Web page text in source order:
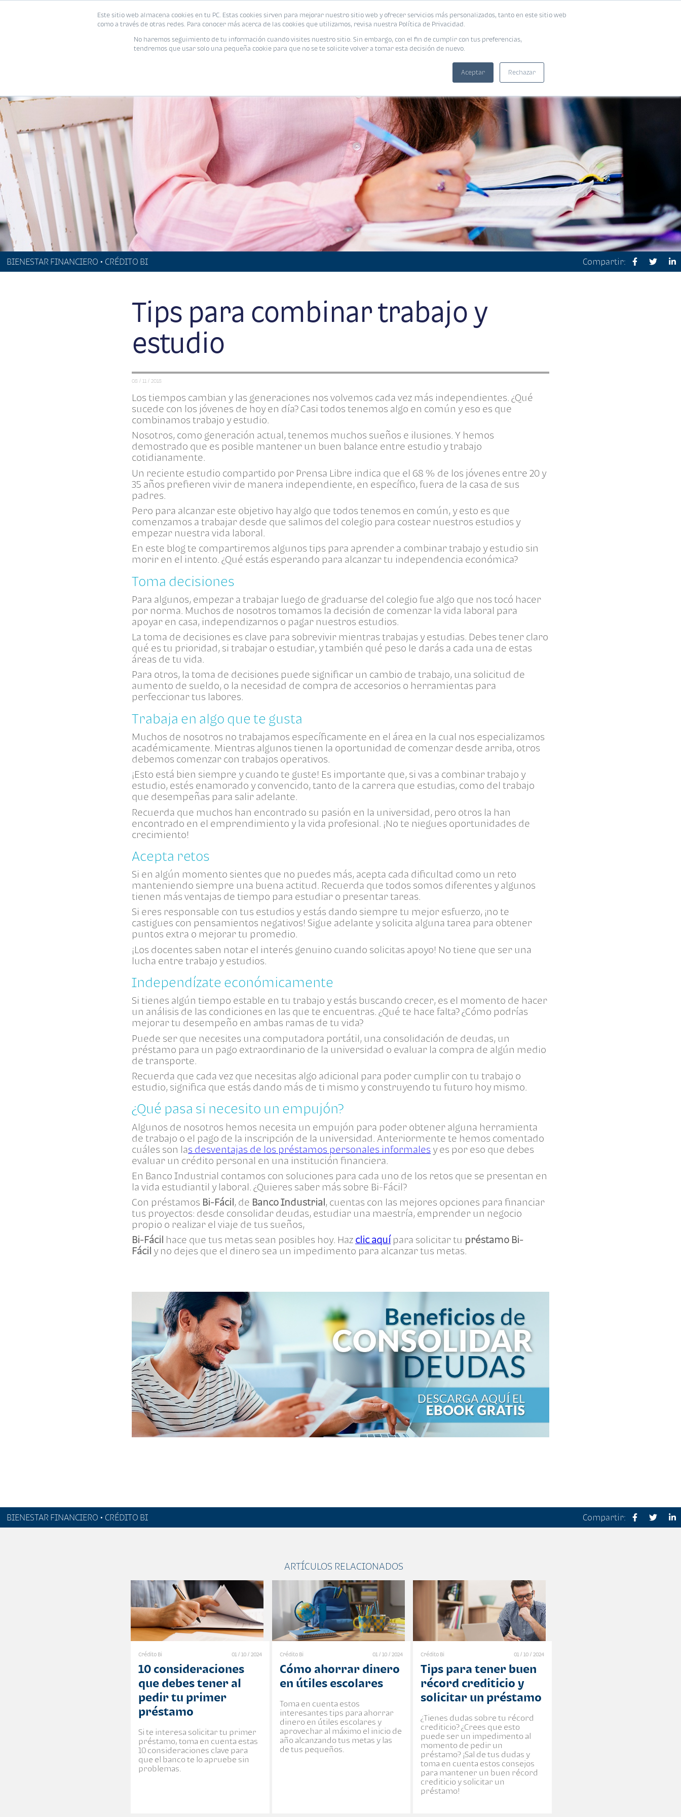
Este sitio web almacena cookies en tu PC. Estas cookies sirven para mejorar nuestro sitio web y ofrecer servicios más personalizados, tanto en este sitio web
como a través de otras redes. Para conocer más acerca de las cookies que utilizamos, revisa nuestra Política de Privacidad.
No haremos seguimiento de tu información cuando visites nuestro sitio. Sin embargo, con el fin de cumplir con tus preferencias,
tendremos que usar solo una pequeña cookie para que no se te solicite volver a tomar esta decisión de nuevo.
Aceptar Rechazar
PROMOCIONES CALCULADORAS EBOOKS
BIENESTAR FINANCIERO • CRÉDITO BI Compartir:
Tips para combinar trabajo y
estudio
08 / 11 / 2018
Los tiempos cambian y las generaciones nos volvemos cada vez más independientes. ¿Qué
sucede con los jóvenes de hoy en día? Casi todos tenemos algo en común y eso es que
combinamos trabajo y estudio.
Nosotros, como generación actual, tenemos muchos sueños e ilusiones. Y hemos
demostrado que es posible mantener un buen balance entre estudio y trabajo
cotidianamente.
Un reciente estudio compartido por Prensa Libre indica que el 68 % de los jóvenes entre 20 y
35 años prefieren vivir de manera independiente, en específico, fuera de la casa de sus
padres.
Pero para alcanzar este objetivo hay algo que todos tenemos en común, y esto es que
comenzamos a trabajar desde que salimos del colegio para costear nuestros estudios y
empezar nuestra vida laboral.
En este blog te compartiremos algunos tips para aprender a combinar trabajo y estudio sin
morir en el intento. ¿Qué estás esperando para alcanzar tu independencia económica?
Toma decisiones
Para algunos, empezar a trabajar luego de graduarse del colegio fue algo que nos tocó hacer
por norma. Muchos de nosotros tomamos la decisión de comenzar la vida laboral para
apoyar en casa, independizarnos o pagar nuestros estudios.
La toma de decisiones es clave para sobrevivir mientras trabajas y estudias. Debes tener claro
qué es tu prioridad, si trabajar o estudiar, y también qué peso le darás a cada una de estas
áreas de tu vida.
Para otros, la toma de decisiones puede significar un cambio de trabajo, una solicitud de
aumento de sueldo, o la necesidad de compra de accesorios o herramientas para
perfeccionar tus labores.
Trabaja en algo que te gusta
Muchos de nosotros no trabajamos específicamente en el área en la cual nos especializamos
académicamente. Mientras algunos tienen la oportunidad de comenzar desde arriba, otros
debemos comenzar con trabajos operativos.
¡Esto está bien siempre y cuando te guste! Es importante que, si vas a combinar trabajo y
estudio, estés enamorado y convencido, tanto de la carrera que estudias, como del trabajo
que desempeñas para salir adelante.
Recuerda que muchos han encontrado su pasión en la universidad, pero otros la han
encontrado en el emprendimiento y la vida profesional. ¡No te niegues oportunidades de
crecimiento!
Acepta retos
Si en algún momento sientes que no puedes más, acepta cada dificultad como un reto
manteniendo siempre una buena actitud. Recuerda que todos somos diferentes y algunos
tienen más ventajas de tiempo para estudiar o presentar tareas.
Si eres responsable con tus estudios y estás dando siempre tu mejor esfuerzo, ¡no te
castigues con pensamientos negativos! Sigue adelante y solicita alguna tarea para obtener
puntos extra o mejorar tu promedio.
¡Los docentes saben notar el interés genuino cuando solicitas apoyo! No tiene que ser una
lucha entre trabajo y estudios.
Independízate económicamente
Si tienes algún tiempo estable en tu trabajo y estás buscando crecer, es el momento de hacer
un análisis de las condiciones en las que te encuentras. ¿Qué te hace falta? ¿Cómo podrías
mejorar tu desempeño en ambas ramas de tu vida?
Puede ser que necesites una computadora portátil, una consolidación de deudas, un
préstamo para un pago extraordinario de la universidad o evaluar la compra de algún medio
de transporte.
Recuerda que cada vez que necesitas algo adicional para poder cumplir con tu trabajo o
estudio, significa que estás dando más de ti mismo y construyendo tu futuro hoy mismo.
¿Qué pasa si necesito un empujón?
Algunos de nosotros hemos necesita un empujón para poder obtener alguna herramienta
de trabajo o el pago de la inscripción de la universidad. Anteriormente te hemos comentado
cuáles son las desventajas de los préstamos personales informales y es por eso que debes
evaluar un crédito personal en una institución financiera.
En Banco Industrial contamos con soluciones para cada uno de los retos que se presentan en
la vida estudiantil y laboral. ¿Quieres saber más sobre Bi-Fácil?
Con préstamos Bi-Fácil, de Banco Industrial, cuentas con las mejores opciones para financiar
tus proyectos: desde consolidar deudas, estudiar una maestría, emprender un negocio
propio o realizar el viaje de tus sueños,
Bi-Fácil hace que tus metas sean posibles hoy. Haz clic aquí para solicitar tu préstamo Bi-
Fácil y no dejes que el dinero sea un impedimento para alcanzar tus metas.
BIENESTAR FINANCIERO • CRÉDITO BI Compartir:
ARTÍCULOS RELACIONADOS
Crédito Bi 01 / 10 / 2024
10 consideraciones
que debes tener al
pedir tu primer
préstamo
Si te interesa solicitar tu primer
préstamo, toma en cuenta estas
10 consideraciones clave para
que el banco te lo apruebe sin
problemas.
Crédito Bi 01 / 10 / 2024
Cómo ahorrar dinero
en útiles escolares
Toma en cuenta estos
interesantes tips para ahorrar
dinero en útiles escolares y
aprovechar al máximo el inicio de
año alcanzando tus metas y las
de tus pequeños.
Crédito Bi 01 / 10 / 2024
Tips para tener buen
récord crediticio y
solicitar un préstamo
¿Tienes dudas sobre tu récord
crediticio? ¿Crees que esto
puede ser un impedimento al
momento de pedir un
préstamo? ¡Sal de tus dudas y
toma en cuenta estos consejos
para mantener un buen récord
crediticio y solicitar un
préstamo!